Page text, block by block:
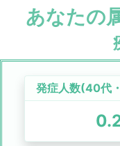
あなたの
発症人数(40代 ・